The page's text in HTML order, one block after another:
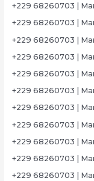
+229 68260703 |
+229 68260703 |
+229 68260703 |
+229 68260703 |
+229 68260703 |
+229 68260703 |
+229 68260703 |
+229 68260703 |
+229 68260703 |
+229 68260703 |
+229 68260703 |